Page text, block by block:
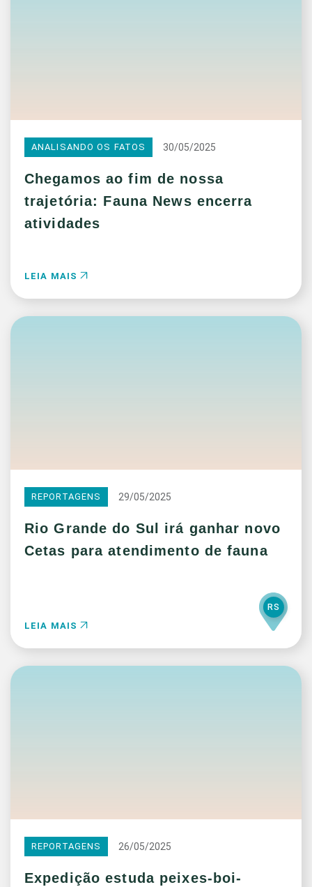
ANALISANDO OS FATOS 30/05/2025
Chegamos ao fim de nossa
trajetória: Fauna News encerra
atividades
LEIA MAIS
REPORTAGENS 29/05/2025
Rio Grande do Sul irá ganhar novo
Cetas para atendimento de fauna
LEIA MAIS
RS
REPORTAGENS 26/05/2025
Expedição estuda peixes-boi-